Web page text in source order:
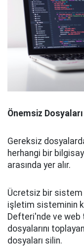
Önemsiz
Gereksiz
herhangi bir
arasında yer alır.
Ücretsiz bir
işletim sisteminin
Defteri'nde ve web
dosyalarını
dosyaları silin.